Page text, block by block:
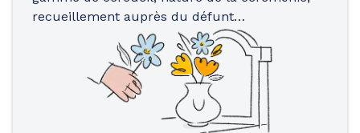
recueillement auprès du défunt…